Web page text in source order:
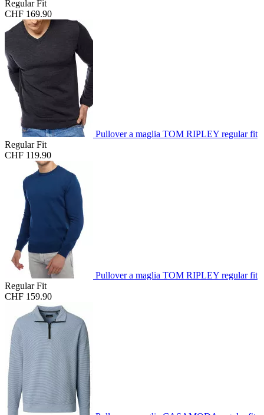
Regular Fit
CHF 169.90
Pullover a maglia TOM RIPLEY regular fit
Regular Fit
CHF 119.90
Pullover a maglia TOM RIPLEY regular fit
Regular Fit
CHF 159.90